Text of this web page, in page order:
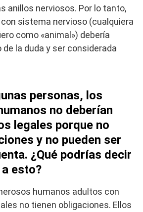
anillos nerviosos. Por lo tanto,
sistema nervioso (cualquiera
como «animal») debería
la duda y ser considerada
personas, los
no deberían
legales porque no
y no pueden ser
¿Qué podrías decir
esto?
humanos adultos con
no tienen obligaciones. Ellos